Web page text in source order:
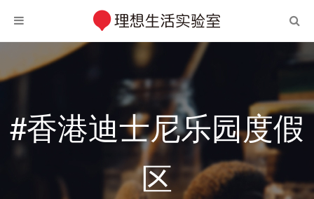
#香港迪士尼乐园度假
区